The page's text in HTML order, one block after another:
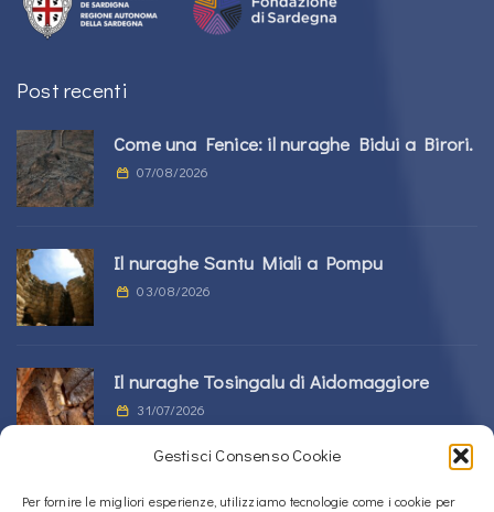
Gestisci Consenso Cookie
Per fornire le migliori esperienze, utilizziamo tecnologie come i cookie per
Post recenti
Come una Fenice: il nuraghe Bidui a Birori.
07/08/2026
Il nuraghe Santu Miali a Pompu
03/08/2026
Il nuraghe Tosingalu di Aidomaggiore
31/07/2026
La tomba di giganti s’Ortali ‘e su Monte a